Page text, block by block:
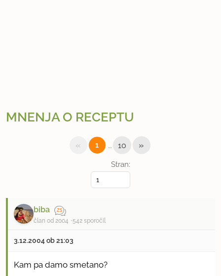
MNENJA O RECEPTU
Stran:
« 1 … 10 »
biba
član od 2004 542 sporočil
3.12.2004 ob 21:03
Kam pa damo smetano?